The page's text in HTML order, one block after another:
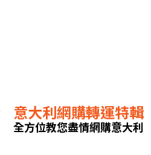
意大利網購轉運特輯
全方位教您盡情網購意大利